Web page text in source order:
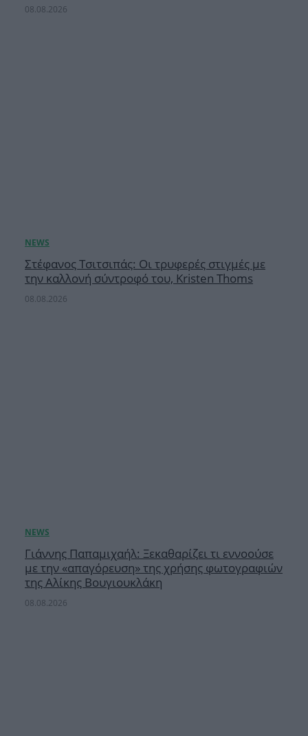
08.08.2026
Στέφανος Τσιτσιπάς: Οι τρυφερές στιγμές με
την καλλονή σύντροφό του, Kristen Thoms
08.08.2026
Γιάννης Παπαμιχαήλ: Ξεκαθαρίζει τι εννοούσε
με την «απαγόρευση» της χρήσης φωτογραφιών
της Αλίκης Βουγιουκλάκη
08.08.2026